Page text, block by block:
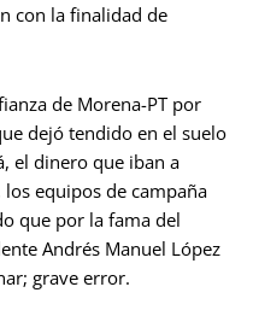
con la finalidad de
de Morena-PT por
dejó tendido en el suelo
el dinero que iban a
equipos de campaña
que por la fama del
Andrés Manuel López
grave error.